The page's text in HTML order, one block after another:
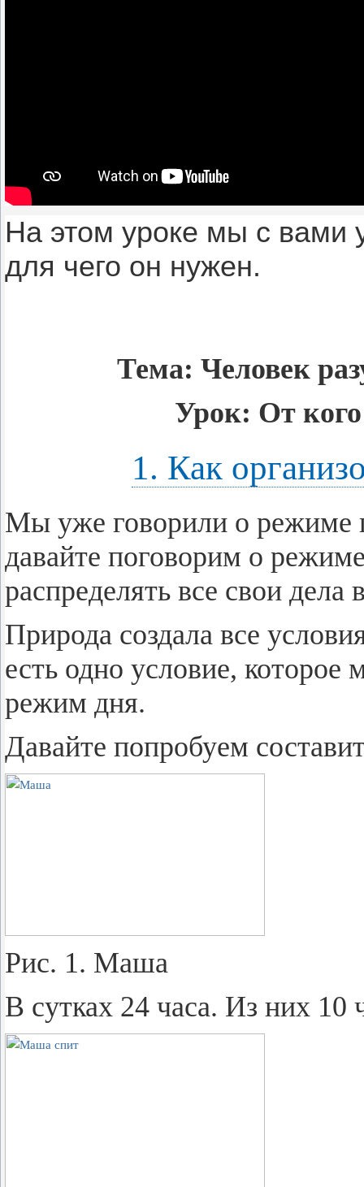
На этом уроке мы с вами
для чего он нужен.
Тема: Че­ло­век
Урок: От
1. Как
Мы уже го­во­ри­ли о ре­жи­ме
да­вай­те по­го­во­рим о
рас­пре­де­лять все свои дела
При­ро­да со­зда­ла все
есть одно усло­вие,
режим дня.
Да­вай­те по­про­бу­ем
Рис. 1. Маша
В сут­ках 24 часа. Из них 10